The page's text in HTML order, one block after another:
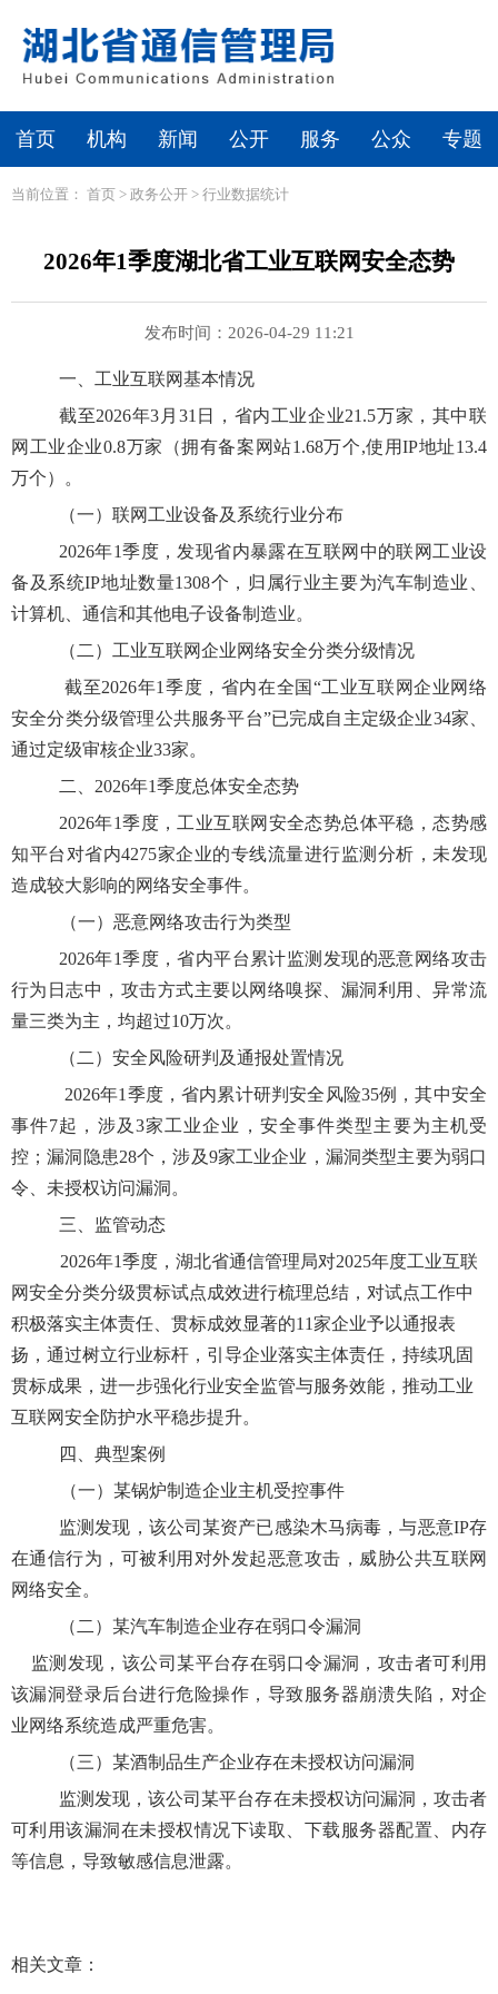
首页 机构 新闻 公开 服务 公众 专题
当前位置： 首页 > 政务公开 > 行业数据统计
2026年1季度湖北省工业互联网安全态势
发布时间：2026-04-29 11:21
一、 工业互联网基本情况
截至2026年3月31日，省内工业企业21.5万家，其中联
网工业企业0.8万家（拥有备案网站1.68万个,使用IP地址13.4
万个）。
（一）联网工业设备及系统行业分布
2026年1季度，发现省内暴露在互联网中的联网工业设
备及系统IP地址数量1308个，归属行业主要为汽车制造业、
计算机、通信和其他电子设备制造业。
（二）工业互联网企业网络安全分类分级情况
截至2026年1季度，省内在全国“工业互联网企业网络
安全分类分级管理公共服务平台”已完成自主定级企业34家、
通过定级审核企业33家。
二、 2026年1季度总体安全态势
2026年1季度，工业互联网安全态势总体平稳，态势感
知平台对省内4275家企业的专线流量进行监测分析，未发现
造成较大影响的网络安全事件。
（一）恶意网络攻击行为类型
2026年1季度，省内平台累计监测发现的恶意网络攻击
行为日志中，攻击方式主要以网络嗅探、漏洞利用、异常流
量三类为主，均超过10万次。
（二）安全风险研判及通报处置情况
2026年1季度，省内累计研判安全风险35例，其中安全
事件7起，涉及3家工业企业，安全事件类型主要为主机受
控；漏洞隐患28个，涉及9家工业企业，漏洞类型主要为弱口
令、未授权访问漏洞。
三、监管动态
2026年1季度， 湖北省通信管理局对2025年度工业互联
网安全分类分级贯标试点成效进行梳理总结，对试点工作中
积极落实主体责任、贯标成效显著的11家企业予以通报表
扬，通过树立行业标杆，引导企业落实主体责任，持续巩固
贯标成果，进一步强化行业安全监管与服务效能，推动工业
互联网安全防护水平稳步提升。
四、典型案例
（一）某锅炉制造企业主机受控事件
监测发现，该公司某资产已感染木马病毒，与恶意IP存
在通信行为，可被利用对外发起恶意攻击，威胁公共互联网
网络安全。
（二）某汽车制造企业存在弱口令漏洞
监测发现，该公司某平台存在弱口令漏洞，攻击者可利用
该漏洞登录后台进行危险操作，导致服务器崩溃失陷，对企
业网络系统造成严重危害。
（三）某酒制品生产企业存在未授权访问漏洞
监测发现，该公司某平台存在未授权访问漏洞，攻击者
可利用该漏洞在未授权情况下读取、下载服务器配置、内存
等信息，导致敏感信息泄露。
相关文章：